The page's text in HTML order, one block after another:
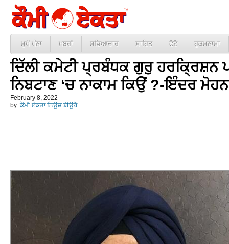
ਮੁਖੱ ਪੰਨਾ ਖ਼ਬਰਾਂ ਸਭਿਆਚਾਰ ਸਾਹਿਤ ਫੋਟੋ ਹੁਕਮਨਾਮਾ
ਦਿੱਲੀ ਕਮੇਟੀੇ ਪ੍ਰਬੰਧਕ ਗੁਰੁ ਹਰਕ੍ਰਿਸ਼ਨ
ਨਿਬਟਾਣ ‘ਚ ਨਾਕਾਮ ਕਿਉਂ ?-ਇੰਦਰ
February 8, 2022
by: ਕੌਮੀ ਏਕਤਾ ਨਿਊਜ਼ ਬੀਊਰੋ